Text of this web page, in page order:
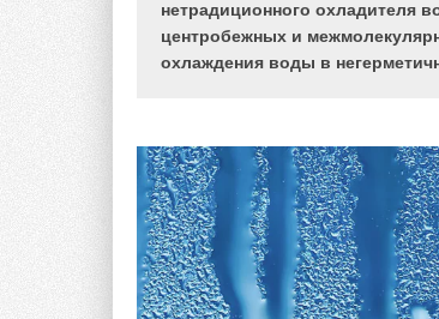
нетрадиционного охладителя
центробежных и
охлаждения воды в